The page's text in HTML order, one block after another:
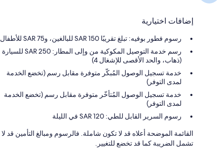
إضافات اختيارية
رسوم فطور بوفيه: تبلغ تقريبًا SAR 150 للبالغين، وSAR 75 للأطفال
رسم خدمة التوصيل المكوكية من وإلى المطار: 250 SAR للسيارة
(ذهاب، والحد الأقصى للإشغال 4)
خدمة تسجيل الوصول المُبكّر متوفرة مقابل رسم (تخضع الخدمة
لمدى التوفر)
خدمة تسجيل الوصول المُتأخّر متوفرة مقابل رسم (تخضع الخدمة
لمدى التوفر)
رسوم السرير القابل للطي: 120 SAR في الليلة
القائمة الموضحة أعلاه قد لا تكون شاملة. فالرسوم ومبالغ التأمين قد لا
تشمل الضريبة كما قد تخضع للتغيير.